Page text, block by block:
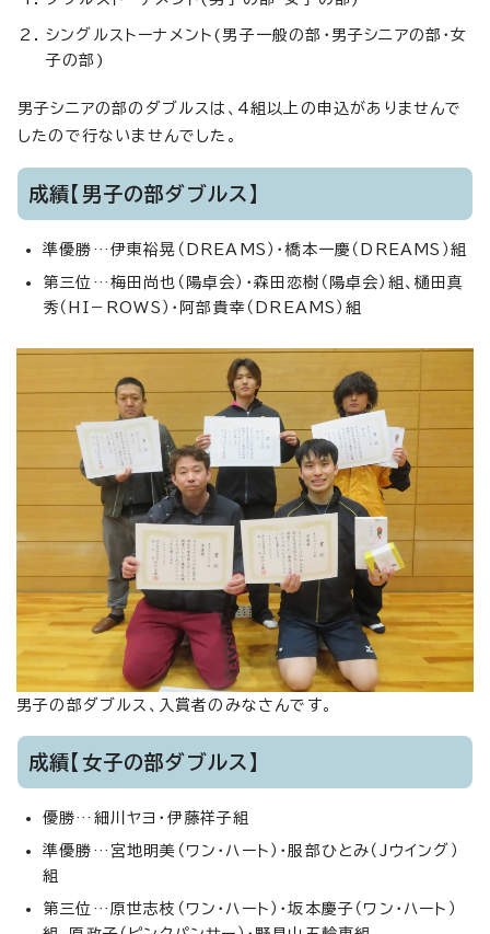
シングルストーナメント(男子一般の部・男子シニアの部・女
子の部)
男子シニアの部のダブルスは、4組以上の申込がありませんで
したので行ないませんでした。
成績【男子の部ダブルス】
準優勝…伊東裕晃（DREAMS）・橋本一慶（DREAMS）組
第三位…梅田尚也（陽卓会）・森田恋樹（陽卓会）組、樋田真
秀（HI－ROWS）・阿部貴幸（DREAMS）組
男子の部ダブルス、入賞者のみなさんです。
成績【女子の部ダブルス】
優勝…細川ヤヨ・伊藤祥子組
準優勝…宮地明美（ワン・ハート）・服部ひとみ（Jウイング）
組
第三位…原世志枝（ワン・ハート）・坂本慶子（ワン・ハート）